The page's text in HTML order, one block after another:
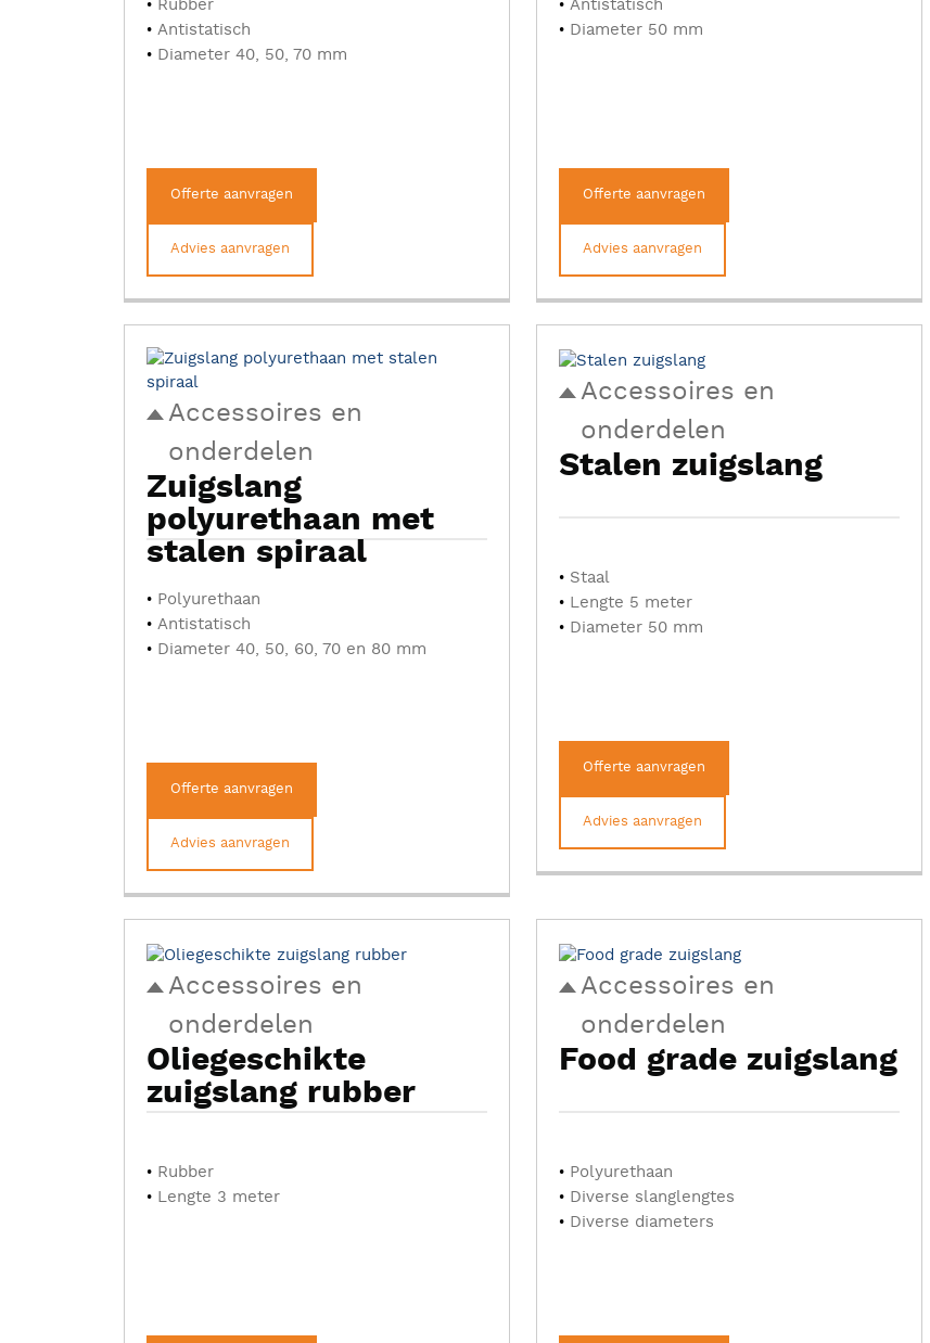
Rubber
Antistatisch
Diameter 40, 50, 70 mm
Offerte aanvragen
Advies aanvragen
Antistatisch
Diameter 50 mm
Offerte aanvragen
Advies aanvragen
Accessoires en
onderdelen
Zuigslang
polyurethaan met
stalen spiraal
Polyurethaan
Antistatisch
Diameter 40, 50, 60, 70 en 80 mm
Offerte aanvragen
Advies aanvragen
Accessoires en
onderdelen
Stalen zuigslang
Staal
Lengte 5 meter
Diameter 50 mm
Offerte aanvragen
Advies aanvragen
Accessoires en
onderdelen
Oliegeschikte
zuigslang rubber
Rubber
Lengte 3 meter
Accessoires en
onderdelen
Food grade zuigslang
Polyurethaan
Diverse slanglengtes
Diverse diameters